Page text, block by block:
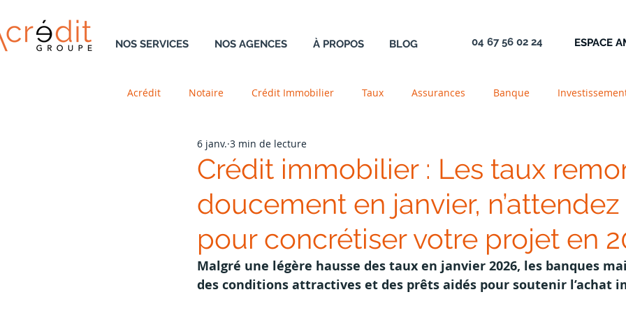
NOS SERVICES NOS AGENCES À PROPOS BLOG 04 67 56 02 24 ESPACE
Acrédit Notaire Crédit Immobilier Taux Assurances Banque
Résidence Principale
Aménagement Neuf Vente Newsletter PTZ Aide Définition
DreamTeam
Crédit immobilier : Les taux
doucement en janvier,
pour concrétiser votre projet en
6 janv. 3 min de lecture
Malgré une légère hausse des taux en janvier 2026, les banques
des conditions attractives et des prêts aidés pour soutenir l’achat